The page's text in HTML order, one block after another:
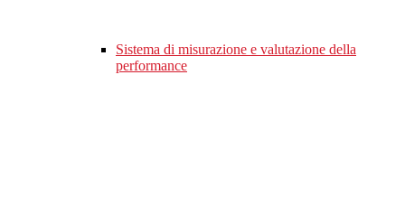
Sistema di misurazione e valutazione della
performance